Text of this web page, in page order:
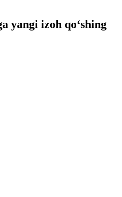
yangi izoh qo‘shing